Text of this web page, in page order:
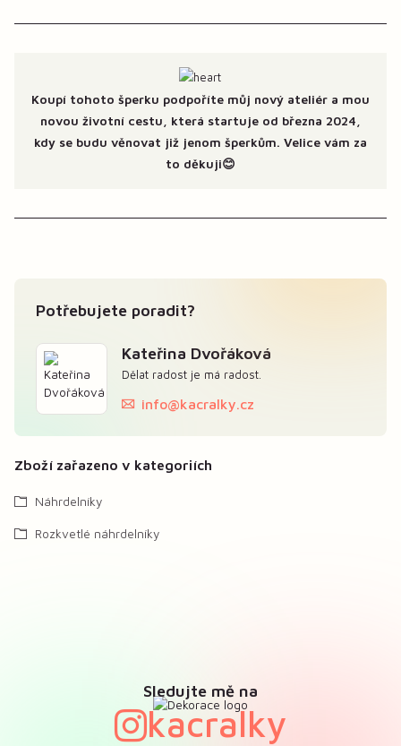
Koupí tohoto šperku podpoříte můj nový ateliér a mou
novou životní cestu, která startuje od března 2024,
kdy se budu věnovat již jenom šperkům. Velice vám za
to děkuji😊
Potřebujete poradit?
Kateřina Dvořáková
Dělat radost je má radost.
info@kacralky.cz
Zboží zařazeno v kategoriích
Náhrdelníky
Rozkvetlé náhrdelníky
Sledujte mě na
kacralky